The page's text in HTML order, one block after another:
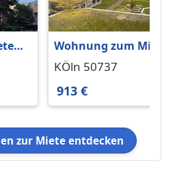
Wohnung zum Mieten
in KÖln 913 € 83 m²
KÖln 50737
913 €
zur Miete entdecken